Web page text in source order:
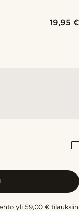
19,95 €
yli 59,00 € tilauksiin